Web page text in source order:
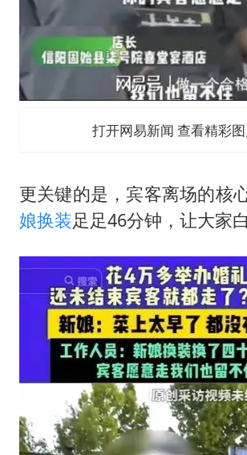
打开网易新闻 查看精彩
更关键的是，宾客离场的核
娘换装足足46分钟，让大家